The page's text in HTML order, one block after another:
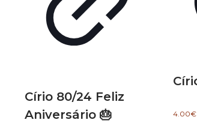
Círio 80/24 Feliz
Aniversário 🎂
4.00€